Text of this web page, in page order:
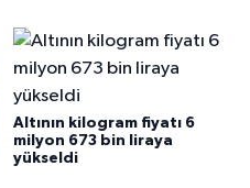
Altının kilogram fiyatı 6
milyon 673 bin liraya
yükseldi